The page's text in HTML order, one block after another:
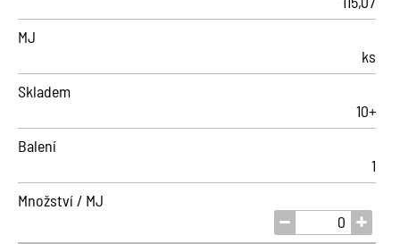
MJ
ks
Skladem
10+
Balení
1
Množství / MJ